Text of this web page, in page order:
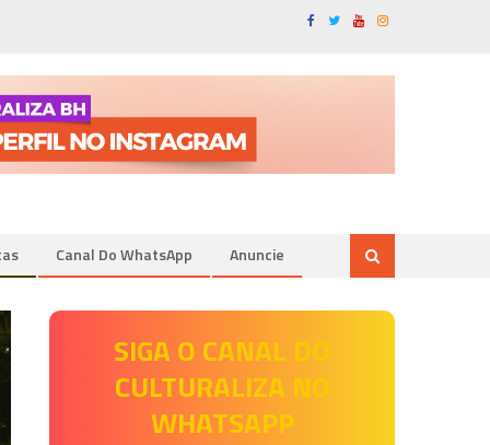
Canal Do WhatsApp Anuncie
SIGA O CANAL DO
CULTURALIZA NO
WHATSAPP